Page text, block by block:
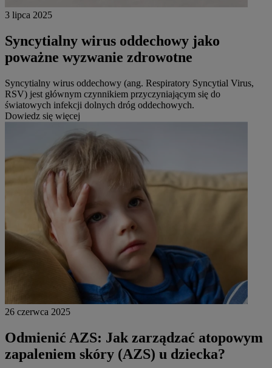
3 lipca 2025
Syncytialny wirus oddechowy jako
poważne wyzwanie zdrowotne
Syncytialny wirus oddechowy (ang. Respiratory Syncytial Virus,
RSV) jest głównym czynnikiem przyczyniającym się do
światowych infekcji dolnych dróg oddechowych.
Dowiedz się więcej
26 czerwca 2025
Odmienić AZS: Jak zarządzać atopowym
zapaleniem skóry (AZS) u dziecka?